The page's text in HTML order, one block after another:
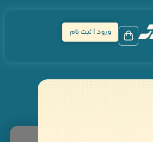
ورود | ثبت نام